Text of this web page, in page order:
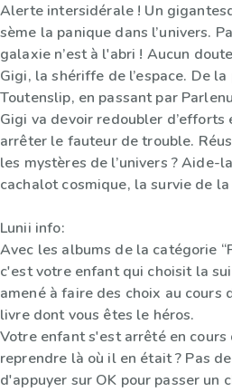
Alerte intersidérale ! Un
sème la panique dans l’univers.
galaxie n’est à l'abri ! Aucun
Gigi, la shériffe de l’espace. De
Toutenslip, en passant par
Gigi va devoir redoubler d’efforts
arrêter le fauteur de trouble.
les mystères de l’univers ? Aide-
cachalot cosmique, la survie de
Lunii info:
Avec les albums de la catégorie
c'est votre enfant qui choisit la
amené à faire des choix au cours
livre dont vous êtes le héros.
Votre enfant s'est arrêté en
reprendre là où il en était ? Pas
d'appuyer sur OK pour passer un